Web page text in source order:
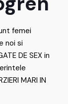
femei
noi si
DE SEX in
MARI IN